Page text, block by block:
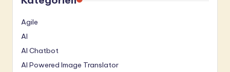
Agile
AI
AI Chatbot
AI Powered Image Translator